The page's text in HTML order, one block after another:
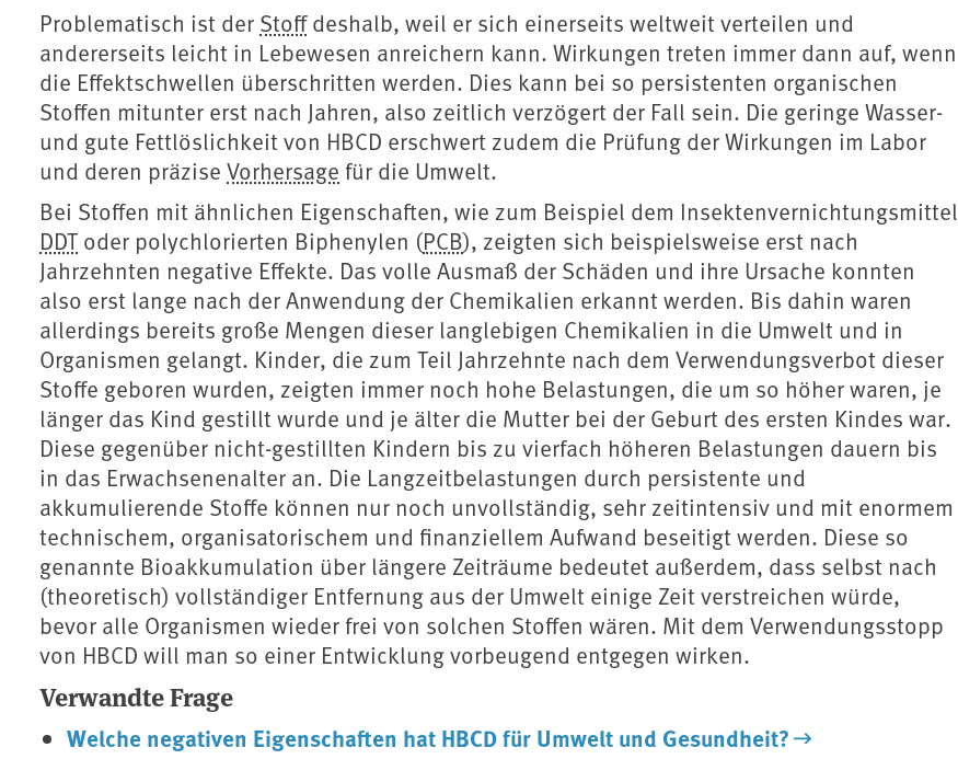
Problematisch ist der Stoffdeshalb, weil er sich einerseits weltweit verteilen und
andererseits leicht in Lebewesen anreichern kann. Wirkungen treten immer dann auf, wenn
die Effektschwellen überschritten werden. Dies kann bei so persistenten organischen
Stoffen mitunter erst nach Jahren, also zeitlich verzögert der Fall sein. Die geringe Wasser-
und gute Fettlöslichkeit von HBCD erschwert zudem die Prüfung der Wirkungen im Labor
und deren präzise Vorhersage für die Umwelt.
Bei Stoffen mit ähnlichen Eigenschaften, wie zum Beispiel dem Insektenvernichtungsmittel
DDT oder polychlorierten Biphenylen (PCB), zeigten sich beispielsweise erst nach
Jahrzehnten negative Effekte. Das volle Ausmaß der Schäden und ihre Ursache konnten
also erst lange nach der Anwendung der Chemikalien erkannt werden. Bis dahin waren
allerdings bereits große Mengen dieser langlebigen Chemikalien in die Umwelt und in
Organismen gelangt. Kinder, die zum Teil Jahrzehnte nach dem Verwendungsverbot dieser
Stoffe geboren wurden, zeigten immer noch hohe Belastungen, die um so höher waren, je
länger das Kind gestillt wurde und je älter die Mutter bei der Geburt des ersten Kindes war.
Diese gegenüber nicht-gestillten Kindern bis zu vierfach höheren Belastungen dauern bis
in das Erwachsenenalter an. Die Langzeitbelastungen durch persistente und
akkumulierende Stoffe können nur noch unvollständig, sehr zeitintensiv und mit enormem
technischem, organisatorischem und finanziellem Aufwand beseitigt werden. Diese so
genannte Bioakkumulation über längere Zeiträume bedeutet außerdem, dass selbst nach
(theoretisch) vollständiger Entfernung aus der Umwelt einige Zeit verstreichen würde,
bevor alle Organismen wieder frei von solchen Stoffen wären. Mit dem Verwendungsstopp
von HBCD will man so einer Entwicklung vorbeugend entgegen wirken.
Verwandte Frage
Welche negativen Eigenschaften hat HBCD für Umwelt und Gesundheit?